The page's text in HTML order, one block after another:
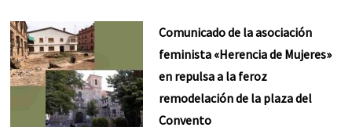
Comunicado de la asociación
feminista «Herencia de Mujeres»
en repulsa a la feroz
remodelación de la plaza del
Convento